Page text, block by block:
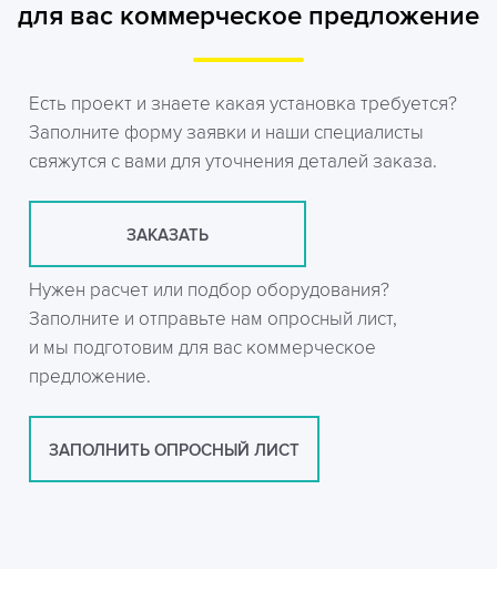
для вас коммерческое предложение
Есть проект и знаете какая установка требуется?
Заполните форму заявки и наши специалисты
свяжутся с вами для уточнения деталей заказа.
ЗАКАЗАТЬ
Нужен расчет или подбор оборудования?
Заполните и отправьте нам опросный лист,
и мы подготовим для вас коммерческое
предложение.
ЗАПОЛНИТЬ ОПРОСНЫЙ ЛИСТ